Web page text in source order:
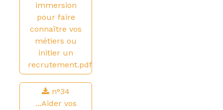
immersion
pour faire
connaître vos
métiers ou
initier un
recrutement.pdf
n°34
...Aider vos